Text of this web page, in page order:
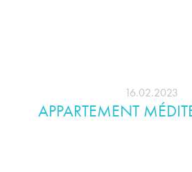
16.02.2023
APPARTEMENT